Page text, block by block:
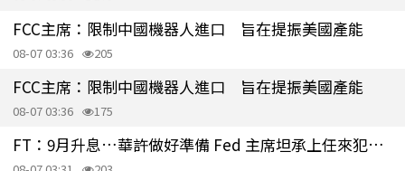
FCC主席：限制中國機器人進口 旨在提振美國產能
08-07 03:36 205
FCC主席：限制中國機器人進口 旨在提振美國產能
08-07 03:36 175
FT：9月升息…華許做好準備 Fed 主席坦承上任來犯了一些錯